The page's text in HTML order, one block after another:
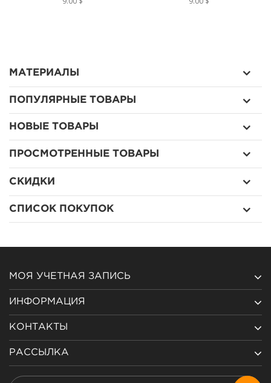
МАТЕРИАЛЫ
ПОПУЛЯРНЫЕ ТОВАРЫ
НОВЫЕ ТОВАРЫ
ПРОСМОТРЕННЫЕ ТОВАРЫ
СКИДКИ
СПИСОК ПОКУПОК
МОЯ УЧЕТНАЯ ЗАПИСЬ
ИНФОРМАЦИЯ
КОНТАКТЫ
РАССЫЛКА